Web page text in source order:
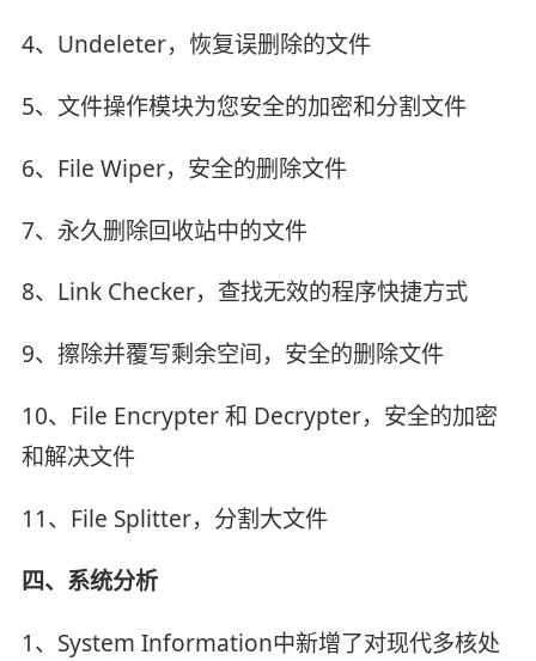
4、Undeleter，恢复误删除的文件
5、文件操作模块为您安全的加密和分割文件
6、File Wiper，安全的删除文件
7、永久删除回收站中的文件
8、Link Checker，查找无效的程序快捷方式
9、擦除并覆写剩余空间，安全的删除文件
10、File Encrypter 和 Decrypter，安全的加密
和解决文件
11、File Splitter，分割大文件
四、系统分析
1、System Information中新增了对现代多核处